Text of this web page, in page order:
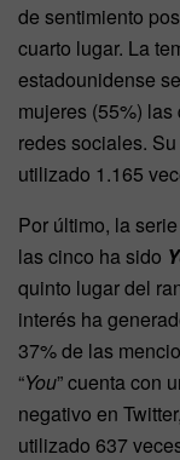
de sentimiento
cuarto lugar. La
estadounidense
mujeres (55%)
redes sociales.
utilizado 1.165
Por último, la
las cinco ha sido
quinto lugar del
interés ha
37% de las
“You” cuenta con
negativo en
utilizado 637